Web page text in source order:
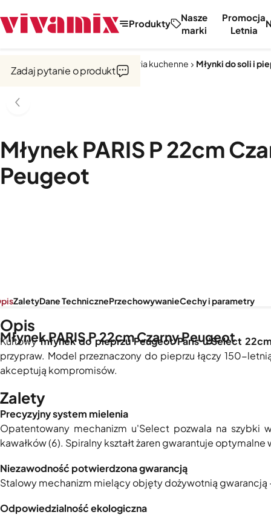
Produkty
Nasze
marki
Promocja
Letnia
Narzędzia i akcesoria kuchenne Młynki do soli i
Młynek PARIS P 22cm
Peugeot
Zadaj pytanie o produkt
Młynek PARIS P 22cm Czarny Peugeot
ZaletyDane TechnicznePrzechowywanieCechy i parametry
Opis
Kultowymłynek do pieprzu Peugeot Paris u'Select
przypraw. Model przeznaczony do pieprzu łączy 150-
akceptują kompromisów.
Zalety
Precyzyjny system mielenia
Opatentowany mechanizm u'Select pozwala na
kawałków (6). Spiralny kształt żaren gwarantuje
Niezawodność potwierdzona gwarancją
Stalowy mechanizm mielący objęty dożywotnią
Odpowiedzialność ekologiczna